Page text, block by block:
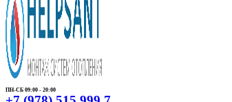
ПН-СБ 09:00 - 20:00